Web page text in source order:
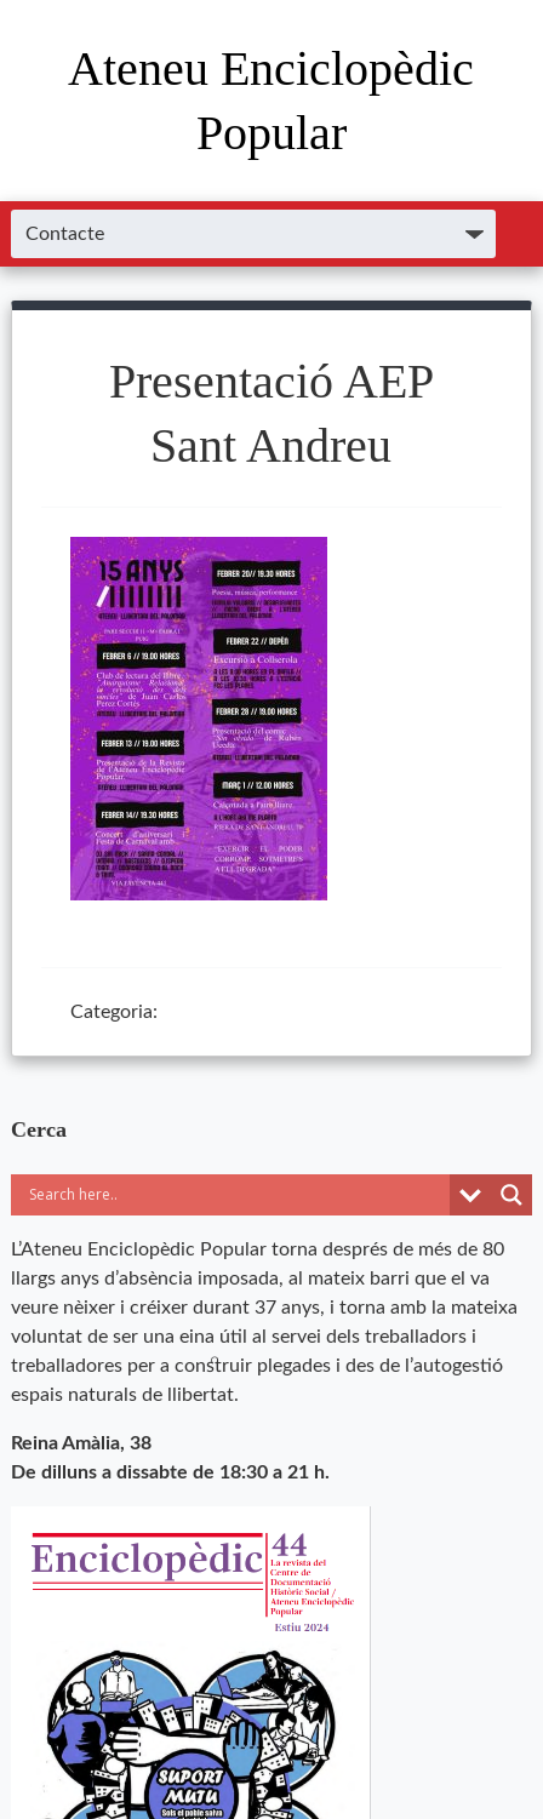
Ateneu Enciclopèdic
Popular
Presentació AEP
Sant Andreu
Categoria:
Cerca
L’Ateneu Enciclopèdic Popular torna després de més de 80
llargs anys d’absència imposada, al mateix barri que el va
veure nèixer i créixer durant 37 anys, i torna amb la mateixa
voluntat de ser una eina útil al servei dels treballadors i
treballadores per a construir plegades i des de l’autogestió
espais naturals de llibertat.
Reina Amàlia, 38
De dilluns a dissabte de 18:30 a 21 h.